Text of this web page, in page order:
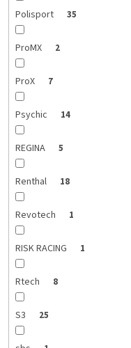
Polisport 35
ProMX 2
ProX 7
Psychic 14
REGINA 5
Renthal 18
Revotech 1
RISK RACING 1
Rtech 8
S3 25